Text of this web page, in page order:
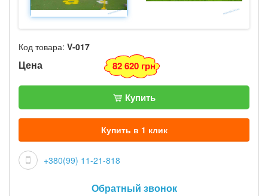
Код товара: V-017
Цена 82 620 грн
Купить
Купить в 1 клик
+380(99) 11-21-818
Обратный звонок